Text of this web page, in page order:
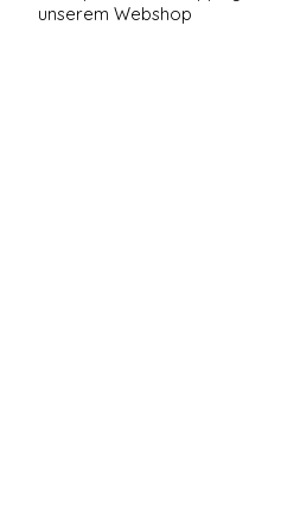
unserem Webshop